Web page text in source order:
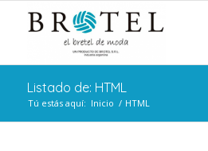
Listado de: HTML
Tú estás aquí: Inicio / HTML